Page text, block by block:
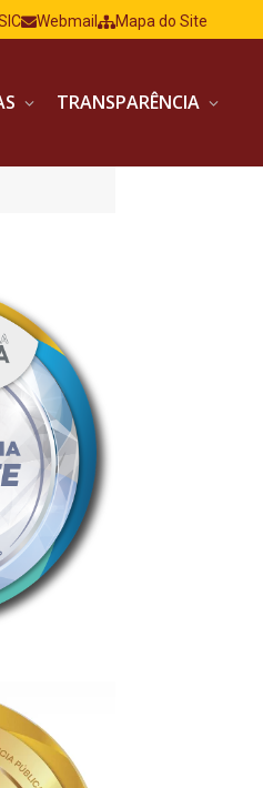
Webmail Mapa do Site
TRANSPARÊNCIA